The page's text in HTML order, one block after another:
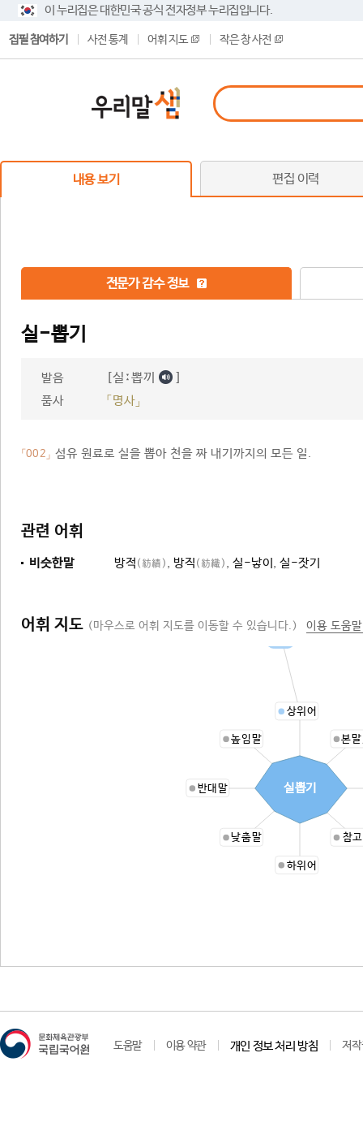
이 누리집은 대한민국 공식 전자정부 누리집입니다.
집필 참여하기 사전 통계 어휘 지도 작은 창 사전
내용 보기 편집 이력
전문가 감수 정보
실-뽑기
발음 [실ː뽑끼 ]
품사 「명사」
「002」 섬유 원료로 실을 뽑아 천을 짜 내기까지의 모든 일.
관련 어휘
비슷한말 방적 (紡績) , 방직 (紡織) , 실-낳이 , 실-잣기
어휘 지도 (마우스로 어휘 지도를 이동할 수 있습니다.) 이용 도움
상위어
본
참
하위어
낮춤말
반대말
높임말
실뽑기
도움말 이용 약관 개인 정보 처리 방침 저